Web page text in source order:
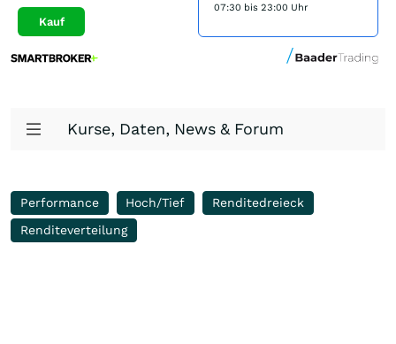
Kauf
07:30 bis 23:00 Uhr
Kurse, Daten, News & Forum
Performance Hoch/Tief
Renditedreieck
Renditeverteilung